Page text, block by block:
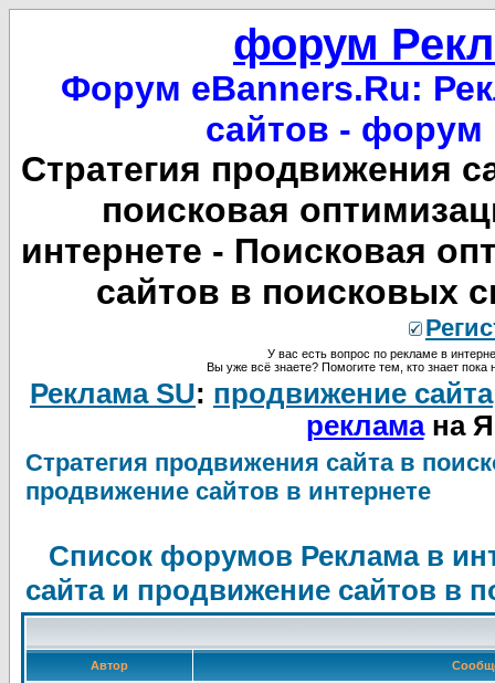
форум
Форум eBanners.Ru:
сайтов - форум
Стратегия продвижения
поисковая
интернете - Поисковая
сайтов в поисковых
У вас есть вопрос по рекламе в
Вы уже всё знаете? Помогите тем, кто знает пока
Реклама SU: продвижение сайта
рекламана
Стратегия продвижения сайта в
продвижение сайтов в интернете
Список форумов Реклама в
сайта и продвижение сайтов в
Автор